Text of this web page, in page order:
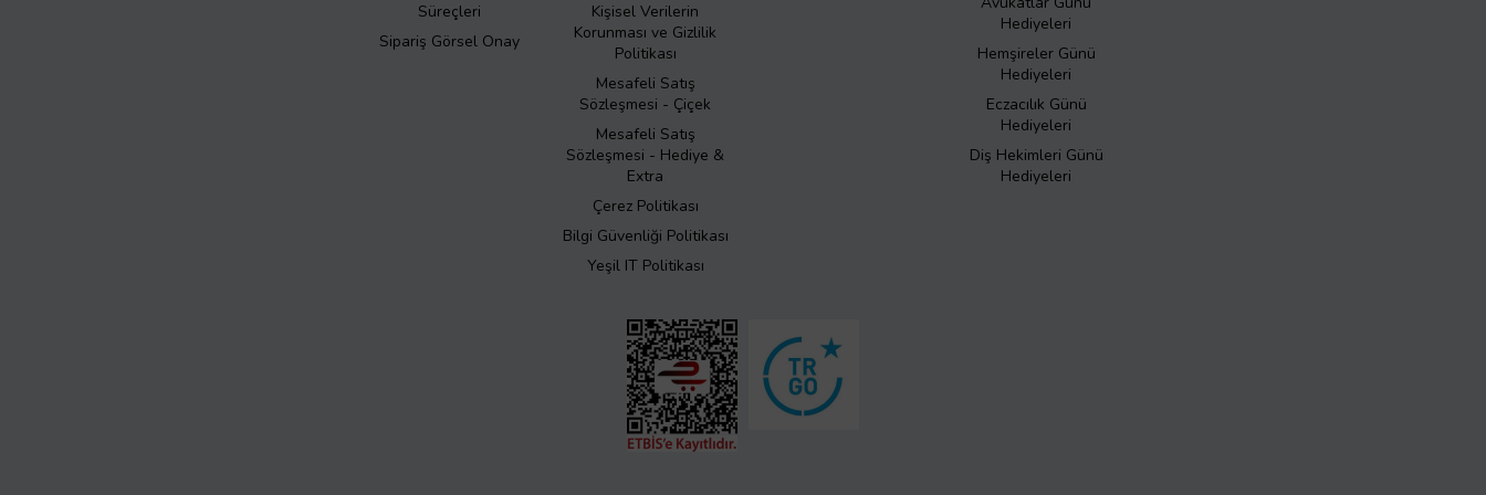
Süreçleri
Sipariş Görsel Onay
Kişisel Verilerin
Korunması ve Gizlilik
Politikası
Mesafeli Satış
Sözleşmesi - Çiçek
Mesafeli Satış
Sözleşmesi - Hediye &
Extra
Çerez Politikası
Bilgi Güvenliği Politikası
Yeşil IT Politikası
Hediyeleri
Hemşireler Günü
Hediyeleri
Eczacılık Günü
Hediyeleri
Diş Hekimleri Günü
Hediyeleri